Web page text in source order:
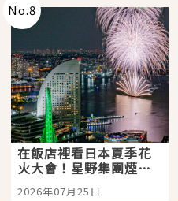
No.8
在飯店裡看日本夏季花
火大會！星野集團煙火
景觀飯店6選，讓你不用
2026年07月25日